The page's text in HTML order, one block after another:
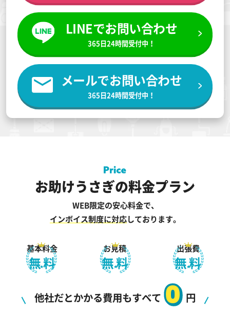
LINEでお問い合わせ
365日24時間受付中！
メールでお問い合わせ
365日24時間受付中！
お助けうさぎの料金プラン
WEB限定の安心料金で、
インボイス制度に対応しております。
基本料金
無料
お見積
無料
出張費
無料
他社だとかかる費用もすべて
0
円